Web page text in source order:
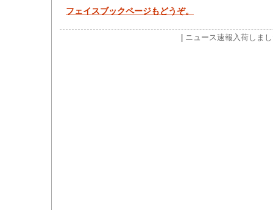
フェイスブックページもどうぞ。
ニュース速報 入荷しま